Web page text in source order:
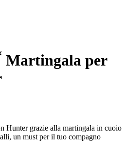
Martingala per
Hunter grazie alla martingala in cuoio
un must per il tuo compagno